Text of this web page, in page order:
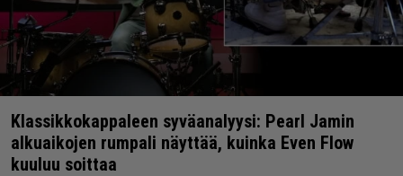
Klassikkokappaleen syväanalyysi: Pearl Jamin
alkuaikojen rumpali näyttää, kuinka Even Flow
kuuluu soittaa